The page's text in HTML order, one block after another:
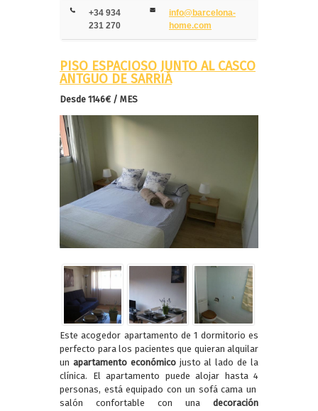
+34 934
231 270
info@barcelona-
home.com
PISO ESPACIOSO JUNTO AL CASCO
ANTGUO DE SARRIÁ
Desde 1146€ / MES
Este acogedor apartamento de 1 dormitorio es
perfecto para los pacientes que quieran alquilar
un apartamento económicojusto al lado de la
clínica. El apartamento puede alojar hasta 4
personas, está equipado con un sofá cama un
salón confortable con una decoración